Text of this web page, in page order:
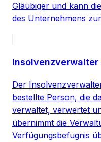
Gläubiger und kann
des Unternehmens
Insolvenzverwalter
Der
bestellte Person, die
verwaltet, verwertet
übernimmt die
Verfügungsbefugnis